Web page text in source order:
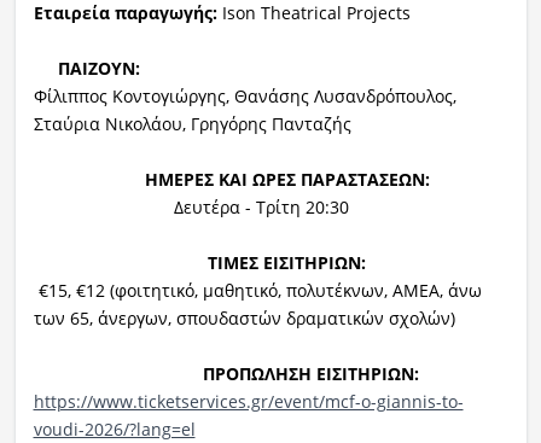
Εταιρεία παραγωγής: Ison Theatrical Projects
ΠΑΙΖΟΥΝ:
Φίλιππος Κοντογιώργης, Θανάσης Λυσανδρόπουλος,
Σταύρια Νικολάου, Γρηγόρης Πανταζής
ΗΜΕΡΕΣ ΚΑΙ ΩΡΕΣ ΠΑΡΑΣΤΑΣΕΩΝ:
Δευτέρα - Τρίτη 20:30
ΤΙΜΕΣ ΕΙΣΙΤΗΡΙΩΝ:
€15, €12 (φοιτητικό, μαθητικό, πολυτέκνων, ΑΜΕΑ, άνω
των 65, άνεργων, σπουδαστών δραματικών σχολών)
ΠΡΟΠΩΛΗΣΗ ΕΙΣΙΤΗΡΙΩΝ:
https://www.ticketservices.gr/event/mcf-o-giannis-to-
voudi-2026/?lang=el